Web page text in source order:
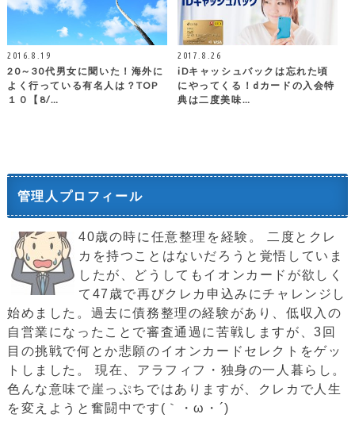
2016.8.19
20～30代男女に聞いた！海外に
よく行っている有名人は？TOP
１０【8/…
2017.8.26
iDキャッシュバックは忘れた頃
にやってくる！dカードの入会特
典は二度美味…
管理人プロフィール
40歳の時に任意整理を経験。 二度とクレ
カを持つことはないだろうと覚悟していま
したが、どうしてもイオンカードが欲しく
て47歳で再びクレカ申込みにチャレンジし
始めました。過去に債務整理の経験があり、低収入の
自営業になったことで審査通過に苦戦しますが、3回
目の挑戦で何とか悲願のイオンカードセレクトをゲッ
トしました。 現在、アラフィフ・独身の一人暮らし。
色んな意味で崖っぷちではありますが、クレカで人生
を変えようと奮闘中です(｀・ω・´)ゞ